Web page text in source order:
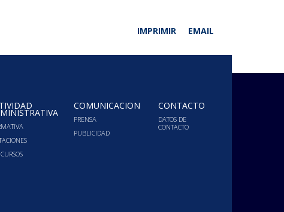
EMAIL
IMPRIMIR
COMUNICACIÓN
PRENSA
PUBLICIDAD
CONTACTO
DATOS DE
CONTACTO